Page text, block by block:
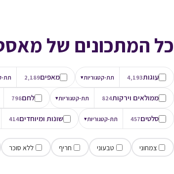
כל המתכונים של
עוגות4,193 תת-קטגוריות▾ מאפים2,189 תת-
ממולאים וירקות824 תת-קטגוריות▾ לחם798
סלטים457 תת-קטגוריות▾ שונות ומיוחדים414
צמחוני טבעוני חריף ללא סוכר